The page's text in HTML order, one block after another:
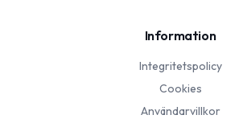
Information
Integritetspolicy
Cookies
Användarvillkor